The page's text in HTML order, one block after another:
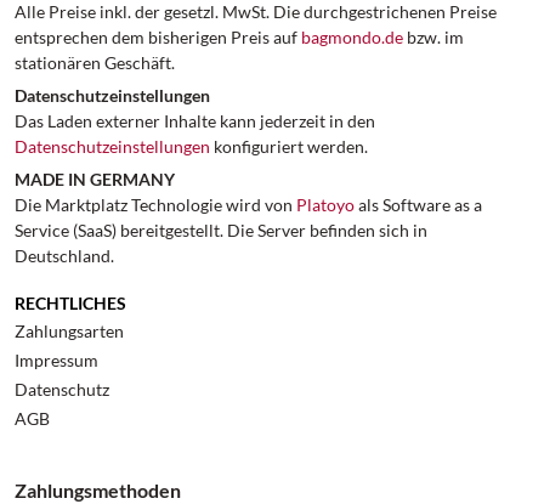
Alle Preise inkl. der gesetzl. MwSt. Die durchgestrichenen Preise
entsprechen dem bisherigen Preis auf bagmondo.de bzw. im
stationären Geschäft.
Datenschutzeinstellungen
Das Laden externer Inhalte kann jederzeit in den
Datenschutzeinstellungen konfiguriert werden.
MADE IN GERMANY
Die Marktplatz Technologie wird von Platoyoals Software as a
Service (SaaS) bereitgestellt. Die Server befinden sich in
Deutschland.
RECHTLICHES
Zahlungsarten
Impressum
Datenschutz
AGB
Zahlungsmethoden